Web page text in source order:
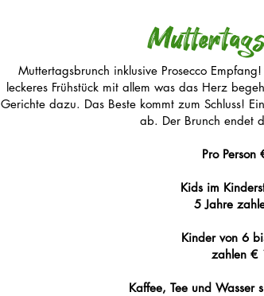
Muttertagsbrunch inklusive Prosecco
leckeres Frühstück mit allem was das Herz
Gerichte dazu. Das Beste kommt zum Schluss!
ab. Der Brunch endet
Pro
Kids im
5 Jahre
Kinder von 6
zahlen €
Kaffee, Tee und Wasser